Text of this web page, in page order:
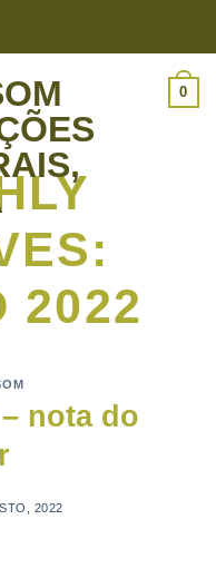
0
2022
nota do
2022